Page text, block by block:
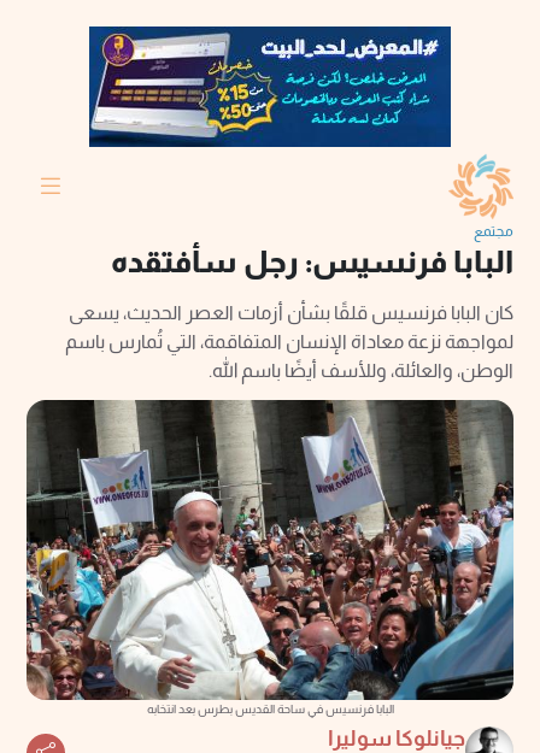
مجتمع
البابا فرنسيس: رجل سأفتقده
كان البابا فرنسيس قلقًا بشأن أزمات العصر الحديث، يسعى
لمواجهة نزعة معاداة الإنسان المتفاقمة، التي تُمارس باسم
الوطن، والعائلة، وللأسف أيضًا باسم الله.
البابا فرنسيس في ساحة القديس بطرس بعد انتخابه
جيانلوكا سوليرا